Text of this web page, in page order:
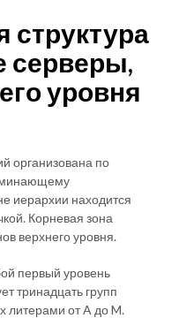
структура
серверы,
уровня
организована по
иерархии находится
Корневая зона
верхнего уровня.
первый уровень
тринадцать групп
литерами от A до M.